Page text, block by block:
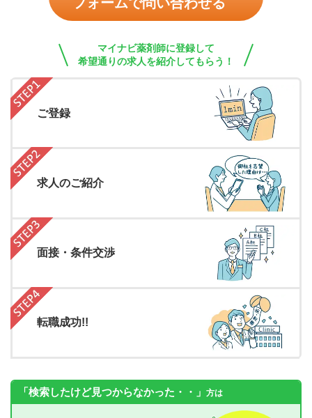
マイナビ薬剤師に登録して
希望通りの求人を紹介してもらう！
ご登録
求人のご紹介
面接・条件交渉
転職成功!!
「検索したけど見つからなかった・・」 方は